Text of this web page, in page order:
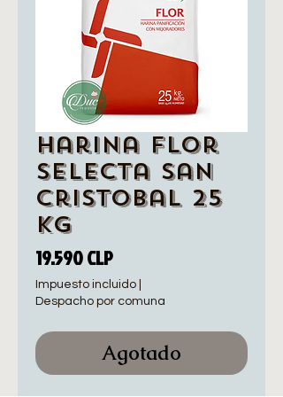
Harina Flor
Selecta San
Cristobal 25
Kg
19.590 CLPPrecio
Impuesto incluido
Despacho por comuna
Agotado